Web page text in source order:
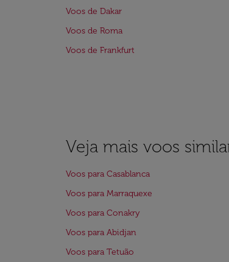
Voos de Dakar
Voos de Roma
Voos de Frankfurt
Veja mais voos
Voos para Casablanca
Voos para Marraquexe
Voos para Conakry
Voos para Abidjan
Voos para Tetuão